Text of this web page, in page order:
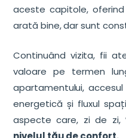
aceste capitole,
arată bine, dar sunt
Continuând vizita, fii
valoare pe termen
apartamentului,
energetică și fluxul
aspecte care, zi de zi,